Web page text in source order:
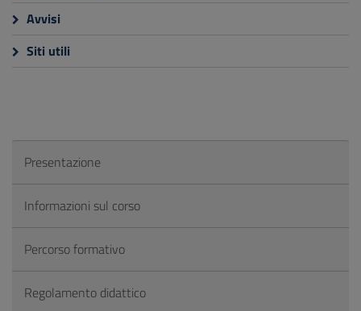
Avvisi
Siti utili
Presentazione
Informazioni sul corso
Percorso formativo
Regolamento didattico